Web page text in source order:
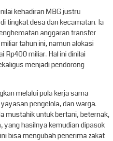
kehadiran MBG justru
tingkat desa dan kecamatan. Ia
anggaran transfer
tahun ini, namun alokasi
Rp400 miliar. Hal ini dinilai
menjadi pendorong
melalui pola kerja sama
pengelola, dan warga.
mustahik untuk bertani, beternak,
hasilnya kemudian dipasok
bisa mengubah penerima zakat